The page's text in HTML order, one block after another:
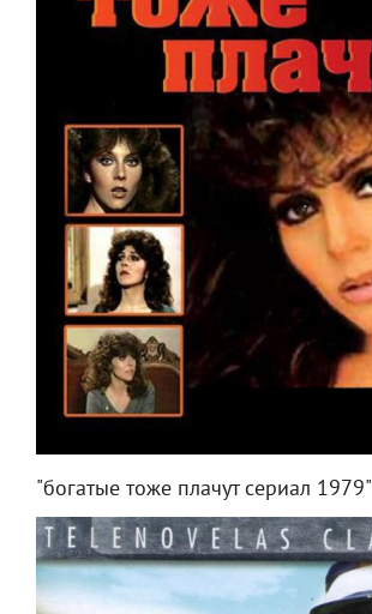
"богатые тоже плачут сериал 1979"